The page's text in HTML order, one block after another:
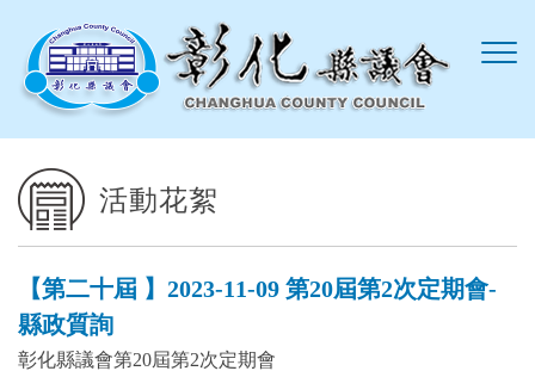
活動花絮
【第二十屆 】2023-11-09 第20屆第2次定期會-
縣政質詢
彰化縣議會第20屆第2次定期會